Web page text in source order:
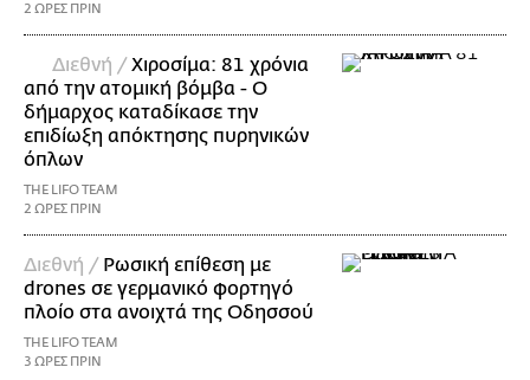
2 ΩΡΕΣ ΠΡΙΝ
Διεθνή /Χιροσίμα: 81 χρόνια
από την ατομική βόμβα - Ο
δήμαρχος καταδίκασε την
επιδίωξη απόκτησης πυρηνικών
όπλων
THE LIFO TEAM
2 ΩΡΕΣ ΠΡΙΝ
Διεθνή / Ρωσική επίθεση με
drones σε γερμανικό φορτηγό
πλοίο στα ανοιχτά της Οδησσού
THE LIFO TEAM
3 ΩΡΕΣ ΠΡΙΝ